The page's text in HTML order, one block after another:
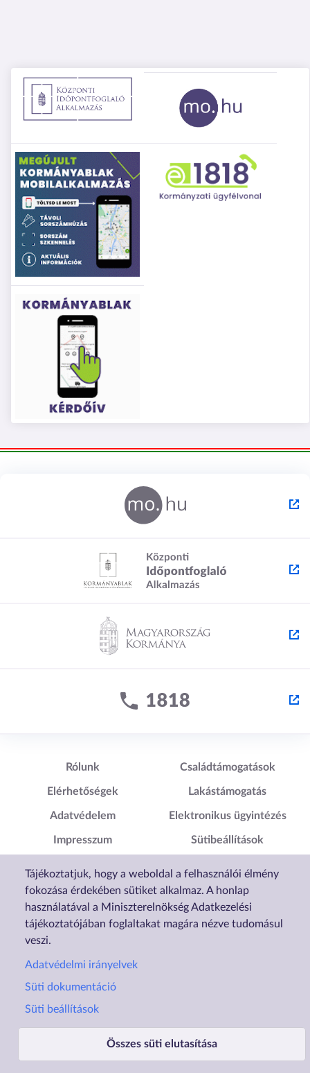
Tájékoztatjuk, hogy a weboldal a felhasználói élmény
fokozása érdekében sütiket alkalmaz. A honlap
használatával a Miniszterelnökség Adatkezelési
tájékoztatójában foglaltakat magára nézve tudomásul
veszi.
Adatvédelmi irányelvek
Süti dokumentáció
Süti beállítások
Összes süti elutasítása
Lábléc1
Rólunk
Elérhetőségek
Adatvédelem
Impresszum
Nyilatkozat
Lábléc2
Családtámogatások
Lakástámogatás
Elektronikus ügyintézés
Sütibeállítások